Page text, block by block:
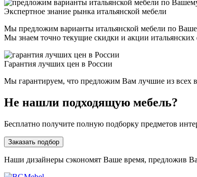
Экспертное знание рынка итальянской мебели
Мы предложим варианты итальянской мебели по
Мы знаем точно текущие скидки и акции
Гарантия лучших цен в России
Мы гарантируем, что предложим Вам лучшие из всех
Не нашли подходящую мебель?
Бесплатно получите полную подборку предметов
Заказать подбор
Наши дизайнеры сэкономят Ваше время, предложив